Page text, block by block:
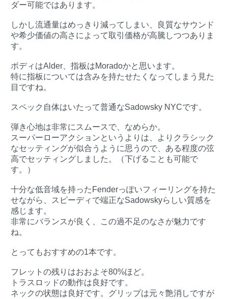
ダー可能ではあります。
しかし流通量はめっきり減ってしまい、良質なサウンド
や希少価値の高さによって取引価格が高騰しつつありま
す。
ボディはAlder、指板はMoradoかと思います。
特に指板については含みを持たせたくなってしまう見た
目ですね。
スペック自体はいたって普通なSadowsky NYCです。
弾き心地は非常にスムースで、なめらか。
スーパーローアクションというよりは、よりクラシック
なセッティングが似合うように思うので、ある程度の弦
高でセッティングしました。（下げることも可能で
す。）
十分な低音域を持ったFenderっぽいフィーリングを持た
せながら、スピーディで端正なSadowskyらしい質感を
感じます。
非常にバランスが良く、この過不足のなさが魅力です
ね。
とってもおすすめの1本です。
フレットの残りはおおよそ80%ほど。
トラスロッドの動作は良好です。
ネックの状態は良好です。グリップは元々艶消しですが